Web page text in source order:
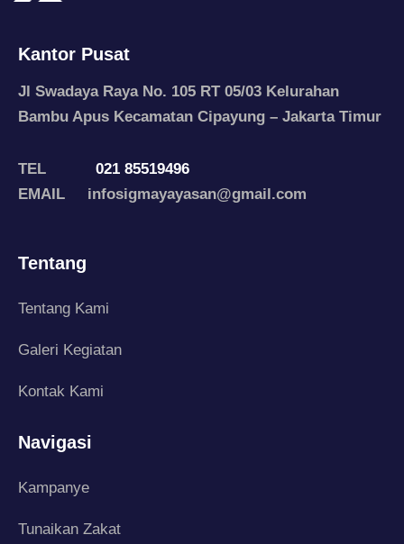
Kantor Pusat
Jl Swadaya Raya No. 105 RT 05/03 Kelurahan
Bambu Apus Kecamatan Cipayung – Jakarta Timur
TEL
021 85519496
EMAIL infosigmayayasan@gmail.com
Tentang
Tentang Kami
Galeri Kegiatan
Kontak Kami
Navigasi
Kampanye
Tunaikan Zakat